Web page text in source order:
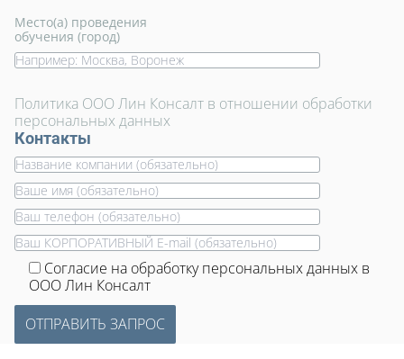
Место(а) проведения
обучения (город)
Политика ООО Лин Консалт в отношении обработки
персональных данных
Контакты
Согласие на обработку персональных данных в
ООО Лин Консалт